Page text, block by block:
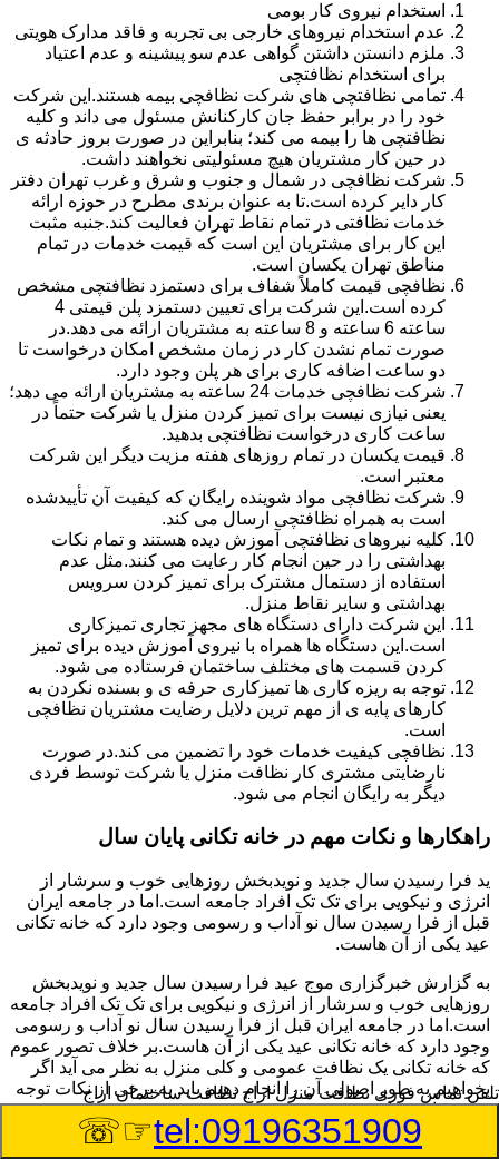
استخدام نیروی کار بومی
عدم استخدام نیروهای خارجی بی تجربه و فاقد مدارک هویتی
ملزم دانستن داشتن گواهی عدم سو پیشینه و عدم اعتیاد
برای استخدام نظافتچی
تمامی نظافتچی های شرکت نظافچی بیمه هستند.این شرکت
خود را در برابر حفظ جان کارکنانش مسئول می داند و کلیه
نظافتچی ها را بیمه می کند؛ بنابراین در صورت بروز حادثه ی
در حین کار مشتریان هیچ مسئولیتی نخواهند داشت.
شرکت نظافچی در شمال و جنوب و شرق و غرب تهران دفتر
کار دایر کرده است.تا به عنوان برندی مطرح در حوزه ارائه
خدمات نظافتی در تمام نقاط تهران فعالیت کند.جنبه مثبت
این کار برای مشتریان این است که قیمت خدمات در تمام
مناطق تهران یکسان است.
نظافچی قیمت کاملاً شفاف برای دستمزد نظافتچی مشخص
کرده است.این شرکت برای تعیین دستمزد پلن قیمتی 4
ساعته 6 ساعته و 8 ساعته به مشتریان ارائه می دهد.در
صورت تمام نشدن کار در زمان مشخص امکان درخواست تا
دو ساعت اضافه کاری برای هر پلن وجود دارد.
شرکت نظافچی خدمات 24 ساعته به مشتریان ارائه می دهد؛
یعنی نیازی نیست برای تمیز کردن منزل یا شرکت حتماً در
ساعت کاری درخواست نظافتچی بدهید.
قیمت یکسان در تمام روزهای هفته مزیت دیگر این شرکت
معتبر است.
شرکت نظافچی مواد شوینده رایگان که کیفیت آن تأییدشده
است به همراه نظافتچی ارسال می کند.
کلیه نیروهای نظافتچی آموزش دیده هستند و تمام نکات
بهداشتی را در حین انجام کار رعایت می کنند.مثل عدم
استفاده از دستمال مشترک برای تمیز کردن سرویس
بهداشتی و سایر نقاط منزل.
این شرکت دارای دستگاه های مجهز تجاری تمیزکاری
است.این دستگاه ها همراه با نیروی آموزش دیده برای تمیز
کردن قسمت های مختلف ساختمان فرستاده می شود.
توجه به ریزه کاری ها تمیزکاری حرفه ی و بسنده نکردن به
کارهای پایه ی از مهم ترین دلایل رضایت مشتریان نظافچی
است.
نظافچی کیفیت خدمات خود را تضمین می کند.در صورت
نارضایتی مشتری کار نظافت منزل یا شرکت توسط فردی
دیگر به رایگان انجام می شود.
راهکارها و نکات مهم در خانه تکانی پایان سال
ید فرا رسیدن سال جدید و نویدبخش روزهایی خوب و سرشار از
انرژی و نیکویی برای تک تک افراد جامعه است.اما در جامعه ایران
قبل از فرا رسیدن سال نو آداب و رسومی وجود دارد که خانه تکانی
عید یکی از آن هاست.
به گزارش خبرگزاری موج عید فرا رسیدن سال جدید و نویدبخش
روزهایی خوب و سرشار از انرژی و نیکویی برای تک تک افراد جامعه
است.اما در جامعه ایران قبل از فرا رسیدن سال نو آداب و رسومی
وجود دارد که خانه تکانی عید یکی از آن هاست.بر خلاف تصور عموم
که خانه تکانی یک نظافت عمومی و کلی منزل به نظر می آید اگر
بخواهیم به طور اصولی آن را انجام دهیم باید به برخی از نکات توجه
بیشتر داشته باشیم.
نکات مهم در خانه تکانی در اولین قدم به همه خانم ها پیشنهاد می
تلفن تماس فورینظافت منزل اراج نظافت ساختمان اراج
tel:09196351909
☞☏